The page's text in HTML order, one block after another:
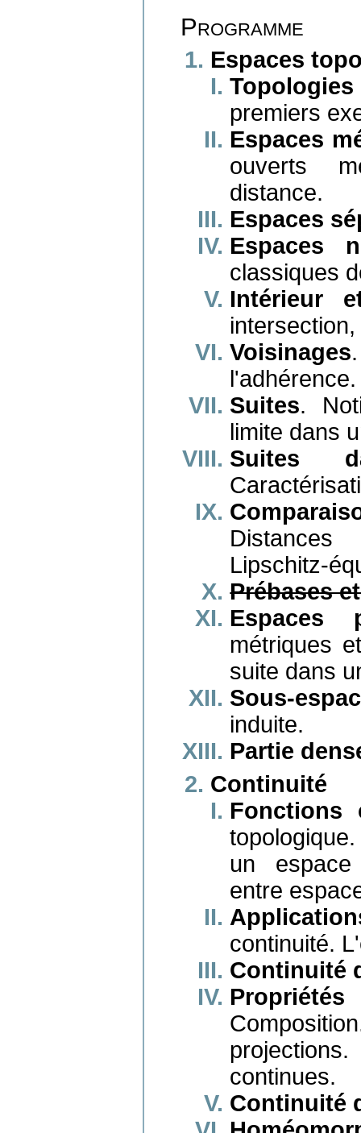
Programme
Espaces
premiers
Espaces
ouverts
distance.
Espaces
Espaces
classiques
Intérieur
Voisinages
l'adhérence.
Suites.
limite dans
Suites
Distances
Lipschitz-
Prébases
Espaces
métriques
suite dans
Sous-
induite.
Partie
Continuité
Fonctions
un espace
entre
continuité.
Continuité
continues.
Continuité